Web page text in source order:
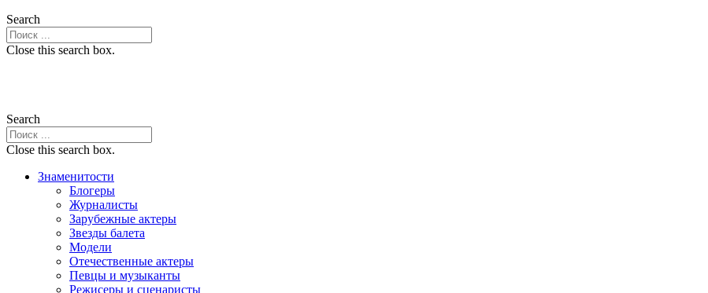
Search
Close this search box.
Search
Close this search box.
Знаменитости
Блогеры
Журналисты
Зарубежные актеры
Звезды балета
Модели
Отечественные актеры
Певцы и музыканты
Режисеры и сценаристы